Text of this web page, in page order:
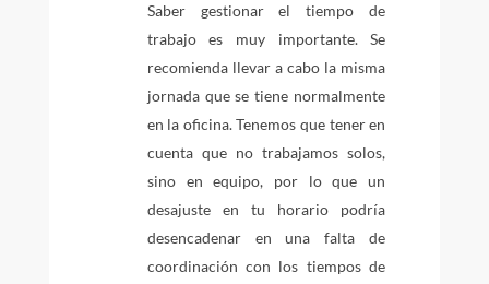
Saber gestionar el tiempo de
trabajo es muy importante. Se
recomienda llevar a cabo la misma
jornada que se tiene normalmente
en la oficina. Tenemos que tener en
cuenta que no trabajamos solos,
sino en equipo, por lo que un
desajuste en tu horario podría
desencadenar en una falta de
coordinación con los tiempos de